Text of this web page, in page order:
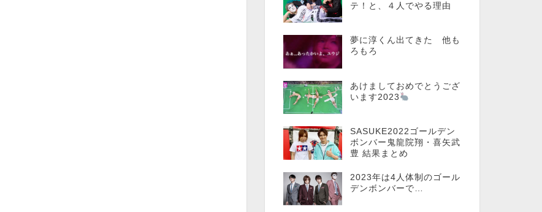
テ！と、４人でやる理由
夢に淳くん出てきた 他も
ろもろ
あけましておめでとうござ
います2023
SASUKE2022ゴールデン
ボンバー鬼龍院翔・喜矢武
豊 結果まとめ
2023年は4人体制のゴール
デンボンバーで…